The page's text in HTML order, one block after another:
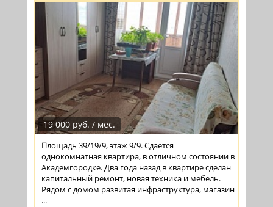
19 000 руб. / мес.
Площадь 39/19/9, этаж 9/9. Сдается
однокомнатная квартира, в отличном состоянии в
Академгородке. Два года назад в квартире сделан
капитальный ремонт, новая техника и мебель.
Рядом с домом развитая инфраструктура, магазин
...